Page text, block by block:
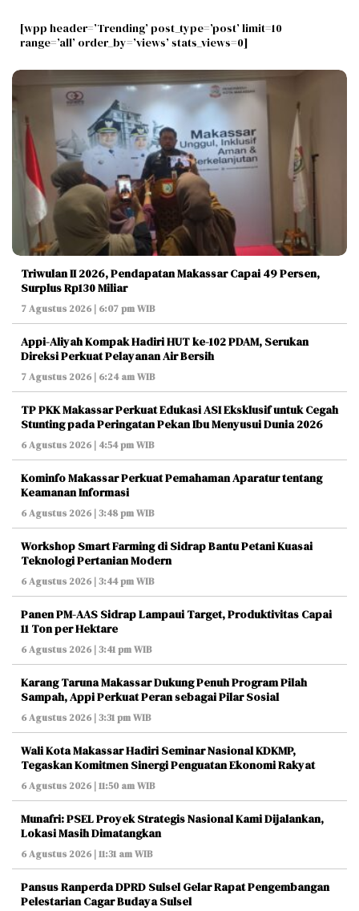
[wpp header=’Trending’ post_type=’post’ limit=10
range=’all’ order_by=’views’ stats_views=0]
Triwulan II 2026, Pendapatan Makassar Capai 49 Persen,
Surplus Rp130 Miliar
7 Agustus 2026 | 6:07 pm WIB
Appi-Aliyah Kompak Hadiri HUT ke-102 PDAM, Serukan
Direksi Perkuat Pelayanan Air Bersih
7 Agustus 2026 | 6:24 am WIB
TP PKK Makassar Perkuat Edukasi ASI Eksklusif untuk Cegah
Stunting pada Peringatan Pekan Ibu Menyusui Dunia 2026
6 Agustus 2026 | 4:54 pm WIB
Kominfo Makassar Perkuat Pemahaman Aparatur tentang
Keamanan Informasi
6 Agustus 2026 | 3:48 pm WIB
Workshop Smart Farming di Sidrap Bantu Petani Kuasai
Teknologi Pertanian Modern
6 Agustus 2026 | 3:44 pm WIB
Panen PM-AAS Sidrap Lampaui Target, Produktivitas Capai
11 Ton per Hektare
6 Agustus 2026 | 3:41 pm WIB
Karang Taruna Makassar Dukung Penuh Program Pilah
Sampah, Appi Perkuat Peran sebagai Pilar Sosial
6 Agustus 2026 | 3:31 pm WIB
Wali Kota Makassar Hadiri Seminar Nasional KDKMP,
Tegaskan Komitmen Sinergi Penguatan Ekonomi Rakyat
6 Agustus 2026 | 11:50 am WIB
Munafri: PSEL Proyek Strategis Nasional Kami Dijalankan,
Lokasi Masih Dimatangkan
6 Agustus 2026 | 11:31 am WIB
Pansus Ranperda DPRD Sulsel Gelar Rapat Pengembangan
Pelestarian Cagar Budaya Sulsel